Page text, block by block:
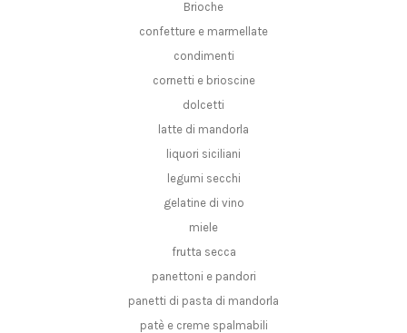
Brioche
confetture e marmellate
condimenti
cornetti e brioscine
dolcetti
latte di mandorla
liquori siciliani
legumi secchi
gelatine di vino
miele
frutta secca
panettoni e pandori
panetti di pasta di mandorla
patè e creme spalmabili